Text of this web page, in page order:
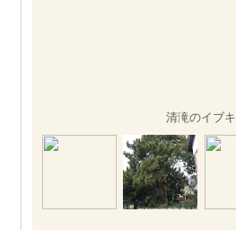
清滝のイブキ